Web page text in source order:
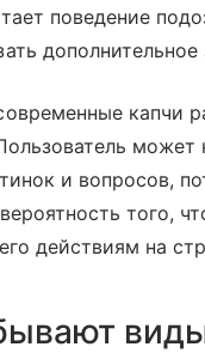
поведение
дополнительное
капчи
может
и вопросов,
того,
действиям на